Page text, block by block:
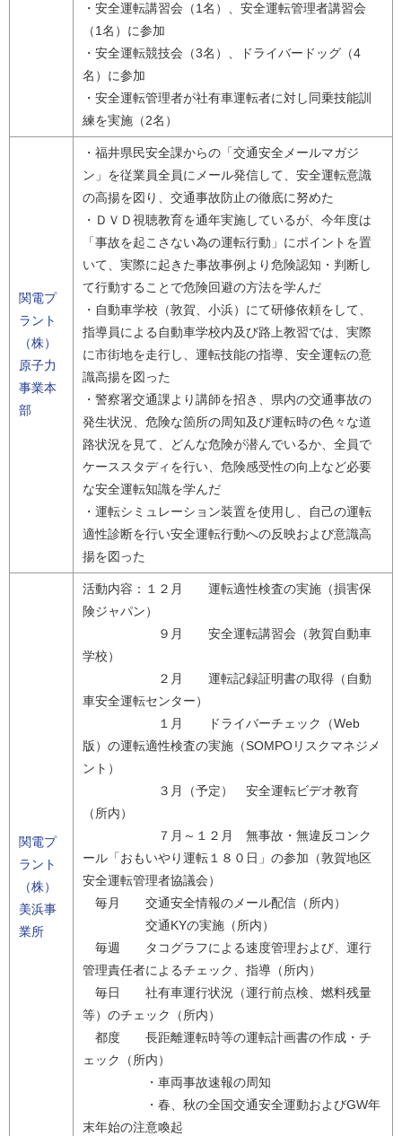
・安全運転講習会（1名）、安全運転管理者講習会
（1名）に参加
・安全運転競技会（3名）、ドライバードッグ（4
名）に参加
・安全運転管理者が社有車運転者に対し同乗技能訓
練を実施（2名）
関電プ
ラント
（株）
原子力
事業本
部
・福井県民安全課からの「交通安全メールマガジ
ン」を従業員全員にメール発信して、安全運転意識
の高揚を図り、交通事故防止の徹底に努めた
・ＤＶＤ視聴教育を通年実施しているが、今年度は
「事故を起こさない為の運転行動」にポイントを置
いて、実際に起きた事故事例より危険認知・判断し
て行動することで危険回避の方法を学んだ
・自動車学校（敦賀、小浜）にて研修依頼をして、
指導員による自動車学校内及び路上教習では、実際
に市街地を走行し、運転技能の指導、安全運転の意
識高揚を図った
・警察署交通課より講師を招き、県内の交通事故の
発生状況、危険な箇所の周知及び運転時の色々な道
路状況を見て、どんな危険が潜んでいるか、全員で
ケーススタディを行い、危険感受性の向上など必要
な安全運転知識を学んだ
・運転シミュレーション装置を使用し、自己の運転
適性診断を行い安全運転行動への反映および意識高
揚を図った
関電プ
ラント
（株）
美浜事
業所
活動内容：１２月 運転適性検査の実施（損害保
険ジャパン）
９月 安全運転講習会（敦賀自動車
学校）
２月 運転記録証明書の取得（自動
車安全運転センター）
１月 ドライバーチェック（Web
版）の運転適性検査の実施（SOMPOリスクマネジメ
ント）
３月（予定） 安全運転ビデオ教育
（所内）
７月～１２月 無事故・無違反コンク
ール「おもいやり運転１８０日」の参加（敦賀地区
安全運転管理者協議会）
毎月 交通安全情報のメール配信（所内）
交通KYの実施（所内）
毎週 タコグラフによる速度管理および、運行
管理責任者によるチェック、指導（所内）
毎日 社有車運行状況（運行前点検、燃料残量
等）のチェック（所内）
都度 長距離運転時等の運転計画書の作成・チ
ェック（所内）
・車両事故速報の周知
・春、秋の全国交通安全運動およびGW年
末年始の注意喚起